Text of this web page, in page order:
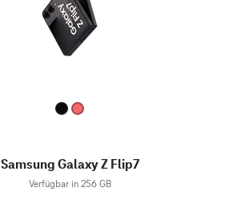
Samsung Galaxy Z Flip7
Verfügbar in 256 GB